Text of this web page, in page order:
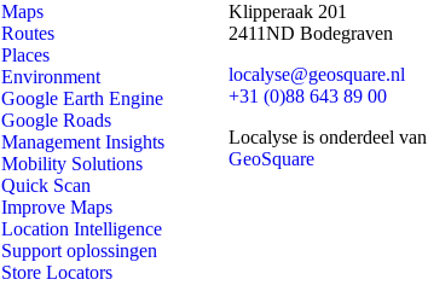
Maps
Routes
Places
Environment
Google Earth Engine
Google Roads
Management Insights
Mobility Solutions
Quick Scan
Improve Maps
Location Intelligence
Support oplossingen
Store Locators
Klipperaak 201
2411ND Bodegraven
localyse@geosquare.nl
+31 (0)88 643 89 00
Localyse is onderdeel van
GeoSquare